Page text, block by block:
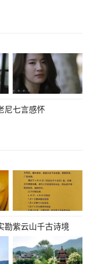
尼七言感怀
勘紫云山千古诗境